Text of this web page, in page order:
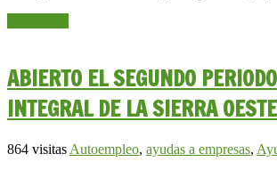
ABIERTO EL SEGUNDO
INTEGRAL DE LA SIERRA
864 visitas Autoempleo, ayudas a empresas,